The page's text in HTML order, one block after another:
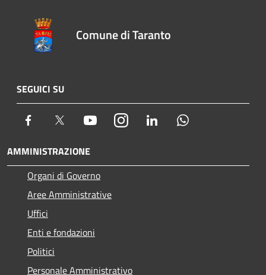
Comune di Taranto
SEGUICI SU
Facebook Twitter YoutubeInstagram LinkedIn
AMMINISTRAZIONE
Organi di Governo
Aree Amministrative
Uffici
Enti e fondazioni
Politici
Personale Amministrativo